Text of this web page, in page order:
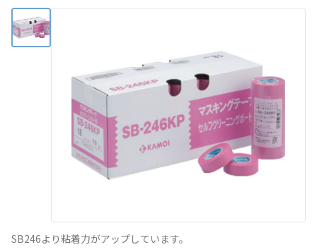
SB246より粘着力がアップしています。